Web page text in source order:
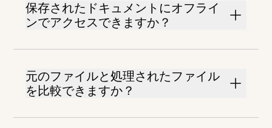
保存されたドキュメントにオフライ
ンでアクセスできますか？
元のファイルと処理されたファイル
を比較できますか？